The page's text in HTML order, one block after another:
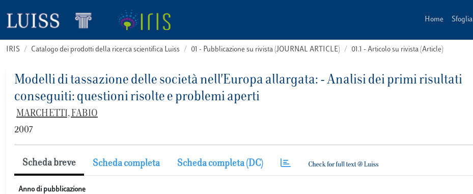
Home Sfoglia
IRIS Catalogo dei prodotti della ricerca scientifica Luiss 01 - Pubblicazione su rivista (JOURNAL ARTICLE) 01.1 - Articolo su rivista (Article)
Modelli di tassazione delle società nell'Europa allargata: - Analisi dei primi risultati
conseguiti: questioni risolte e problemi aperti
MARCHETTI, FABIO
2007
Scheda breve Scheda completa Scheda completa (DC)
Anno di pubblicazione